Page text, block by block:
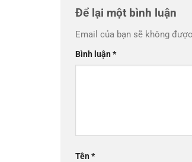
Để lại một bình luận
Email của bạn sẽ không
Bình luận*
Tên*